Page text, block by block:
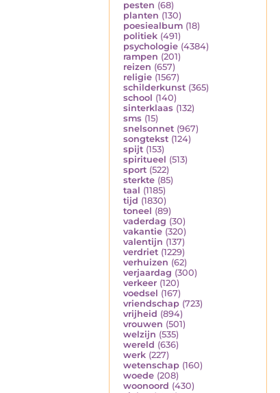
pesten (68)
planten (130)
poesiealbum (18)
politiek (491)
psychologie (4384)
rampen (201)
reizen (657)
religie (1567)
schilderkunst (365)
school (140)
sinterklaas (132)
sms (15)
snelsonnet (967)
songtekst (124)
spijt (153)
spiritueel (513)
sport (522)
sterkte (85)
taal (1185)
tijd (1830)
toneel (89)
vaderdag (30)
vakantie (320)
valentijn (137)
verdriet (1229)
verhuizen (62)
verjaardag (300)
verkeer (120)
voedsel (167)
vriendschap (723)
vrijheid (894)
vrouwen (501)
welzijn (535)
wereld (636)
werk (227)
wetenschap (160)
woede (208)
woonoord (430)